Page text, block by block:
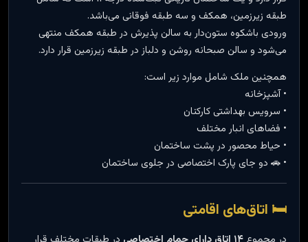
طبقه زیرزمین، همکف و سه طبقه فوقانی می‌باشد.
ورودی باشکوه ستون‌دار به سالن پذیرش در طبقه همکف منتهی
می‌شود و سالن صبحانه روشن و دلباز در طبقه زیرزمین قرار دارد.
همچنین ملک شامل موارد زیر است:
• آشپزخانه
• سرویس بهداشتی کارکنان
• فضاهای انبار مختلف
• حیاط محصور در پشت ساختمان
• 🚗 دو جای پارک اختصاصی در جلوی ساختمان
🛏️ اتاق‌های اقامتی